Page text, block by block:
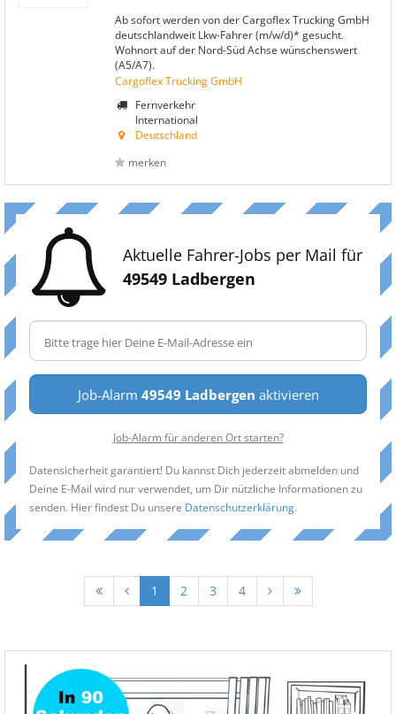
Ab sofort werden von der Cargoflex Trucking GmbH
deutschlandweit Lkw-Fahrer (m/w/d)* gesucht.
Wohnort auf der Nord-Süd Achse wünschenswert
(A5/A7).
Cargoflex Trucking GmbH
Fernverkehr
International
Deutschland
merken
Aktuelle Fahrer-Jobs per Mail für
49549 Ladbergen
Job-Alarm 49549 Ladbergen aktivieren
Job-Alarm für anderen Ort starten?
Datensicherheit garantiert! Du kannst Dich jederzeit abmelden und
Deine E-Mail wird nur verwendet, um Dir nützliche Informationen zu
senden. Hier findest Du unsere Datenschutzerklärung.
1 2 3 4